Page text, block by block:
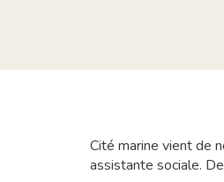
Cité marine vient de
assistante sociale.